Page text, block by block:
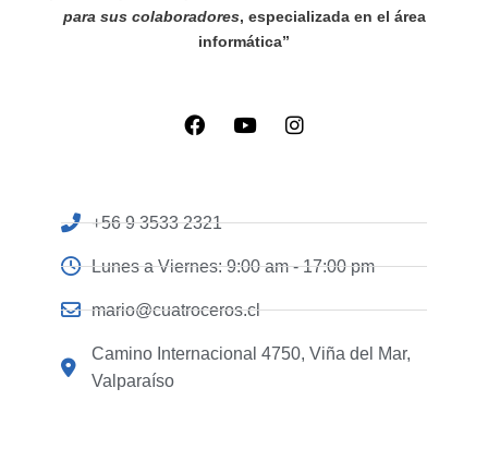
para sus colaboradores, especializada en el área
informática”
+56 9 3533 2321
Lunes a Viernes: 9:00 am - 17:00 pm
mario@cuatroceros.cl
Camino Internacional 4750, Viña del Mar,
Valparaíso